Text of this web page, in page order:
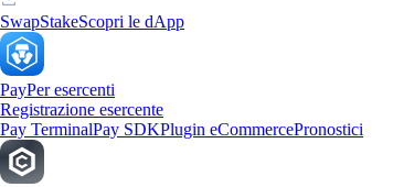
SwapStakeScopri le dApp
PayPer esercenti
Registrazione esercente
Pay TerminalPay SDKPlugin eCommercePronostici